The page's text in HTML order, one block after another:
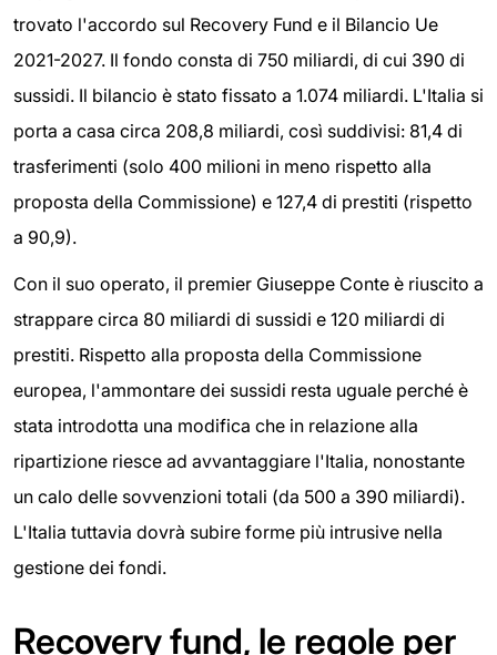
trovato l'accordo sul Recovery Fund e il Bilancio Ue
2021-2027. Il fondo consta di 750 miliardi, di cui 390 di
sussidi. Il bilancio è stato fissato a 1.074 miliardi. L'Italia si
porta a casa circa 208,8 miliardi, così suddivisi: 81,4 di
trasferimenti (solo 400 milioni in meno rispetto alla
proposta della Commissione) e 127,4 di prestiti (rispetto
a 90,9).
Con il suo operato, il premier Giuseppe Conte è riuscito a
strappare circa 80 miliardi di sussidi e 120 miliardi di
prestiti. Rispetto alla proposta della Commissione
europea, l'ammontare dei sussidi resta uguale perché è
stata introdotta una modifica che in relazione alla
ripartizione riesce ad avvantaggiare l'Italia, nonostante
un calo delle sovvenzioni totali (da 500 a 390 miliardi).
L'Italia tuttavia dovrà subire forme più intrusive nella
gestione dei fondi.
Recovery fund, le regole per